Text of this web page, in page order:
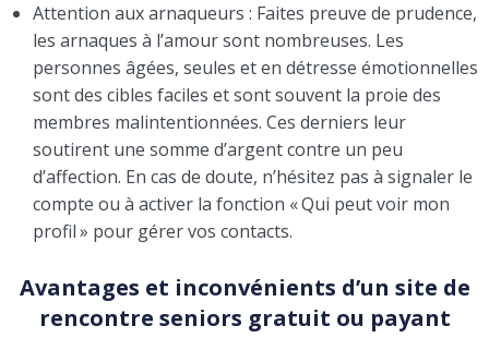
Attention aux arnaqueurs : Faites preuve de prudence,
les arnaques à l’amour sont nombreuses. Les
personnes âgées, seules et en détresse émotionnelles
sont des cibles faciles et sont souvent la proie des
membres malintentionnées. Ces derniers leur
soutirent une somme d’argent contre un peu
d’affection. En cas de doute, n’hésitez pas à signaler le
compte ou à activer la fonction « Qui peut voir mon
profil » pour gérer vos contacts.
Avantages et inconvénients d’un site de
rencontre seniors gratuit ou payant